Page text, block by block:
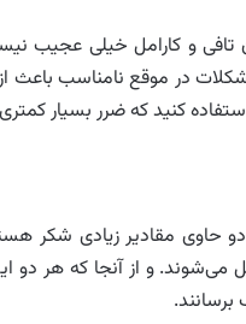
تافی و کارامل خیلی عجیب
در موقع نامناسب باعث
کنید که ضرر بسیار کمتری
دو حاوی مقادیر زیادی شکر
می‌شوند. و از آنجا که هر